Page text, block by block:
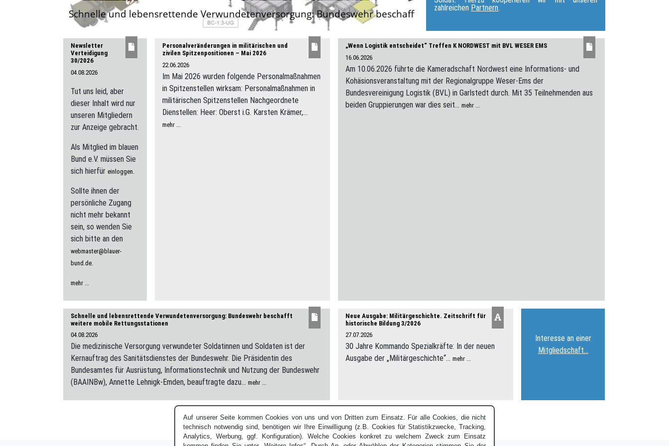
Schnelle und lebensrettende Verwundetenversorgung: Bundeswehr beschafft weitere mobile Rettungsstationen
zahlreichen Partnern.
Newsletter
Verteidigung
30/2026
04.08.2026
Tut uns leid, aber
dieser Inhalt wird nur
unseren Mitgliedern
zur Anzeige gebracht.
Als Mitglied im blauen
Bund e.V. müssen Sie
sich hierfüreinloggen.
Sollte ihnen der
persönliche Zugang
nicht mehr bekannt
sein, so wenden Sie
sich bitte an den
webmaster@blauer-
bund.de.
mehr ...
Personalveränderungen in militärischen und
zivilen Spitzenpositionen – Mai 2026
22.06.2026
Im Mai 2026 wurden folgende Personalmaßnahmen
in Spitzenstellen wirksam: Personalmaßnahmen in
militärischen Spitzenstellen Nachgeordnete
Dienstellen: Heer: Oberst i.G. Karsten Krämer,...
mehr ...
„Wenn Logistik entscheidet“ Treffen K NORDWEST mit BVL WESER EMS
16.06.2026
Am 10.06.2026 führte die Kameradschaft Nordwest eine Informations- und
Kohäsionsveranstaltung mit der Regionalgruppe Weser-Ems der
Bundesvereinigung Logistik (BVL) in Garlstedt durch. Mit 35 Teilnehmenden aus
beiden Gruppierungen war dies seit...mehr ...
Schnelle und lebensrettende Verwundetenversorgung: Bundeswehr beschafft
weitere mobile Rettungsstationen
04.08.2026
Die medizinische Versorgung verwundeter Soldatinnen und Soldaten ist der
Kernauftrag des Sanitätsdienstes der Bundeswehr. Die Präsidentin des
Bundesamtes für Ausrüstung, Informationstechnik und Nutzung der Bundeswehr
(BAAINBw), Annette Lehnigk-Emden, beauftragte dazu...mehr ...
Neue Ausgabe: Militärgeschichte. Zeitschrift für
historische Bildung 3/2026
27.07.2026
30 Jahre Kommando Spezialkräfte: In der neuen
Ausgabe der „Militärgeschichte“...mehr ...
Interesse an einer
Mitgliedschaft…
Auf unserer Seite kommen Cookies von uns und von Dritten zum Einsatz. Für alle Cookies, die nicht
technisch notwendig sind, benötigen wir Ihre Einwilligung (z.B. Cookies für Statistikzwecke, Tracking,
Analytics, Werbung, ggf. Konfiguration). Welche Cookies konkret zu welchem Zweck zum Einsatz